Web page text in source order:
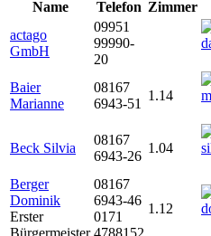
Name
Telefon Zimmer
actago
GmbH
09951
99990-
20
Baier
Marianne
08167
6943-51
1.14
Beck Silvia
08167
6943-26
1.04
Berger
Dominik
Erster
08167
6943-46
0171
1.12